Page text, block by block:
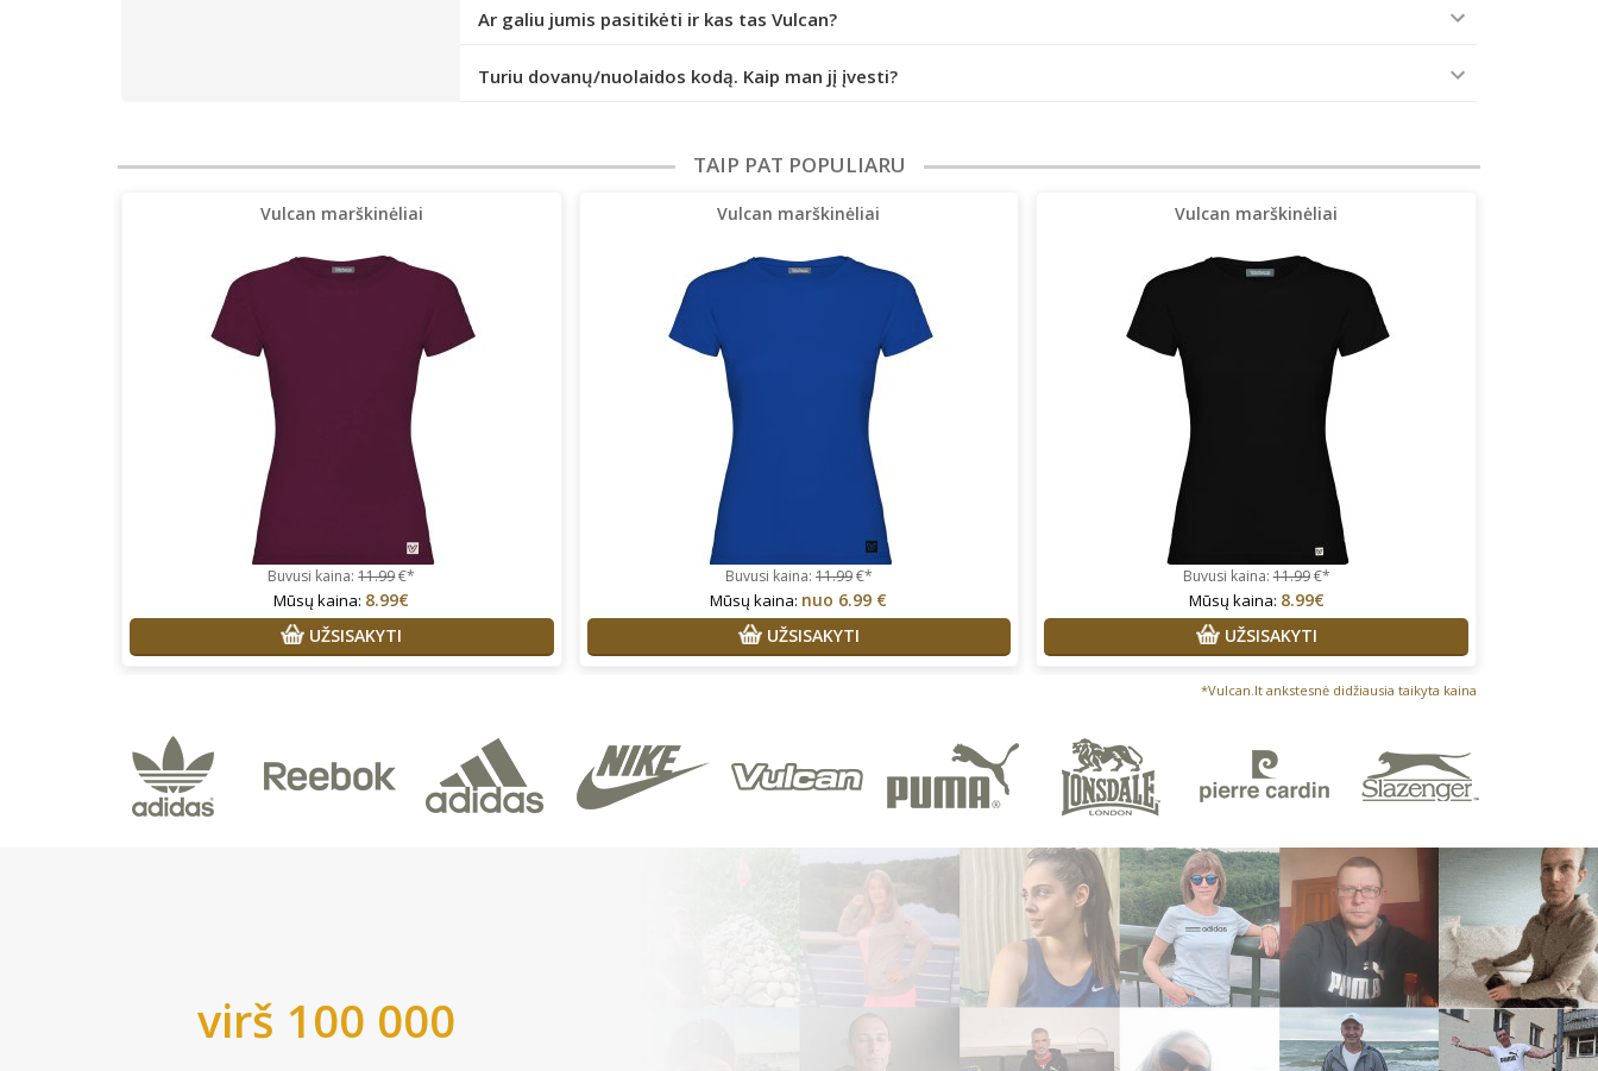
Ar galiu jumis pasitikėti ir kas tas Vulcan?
Turiu dovanų/nuolaidos kodą. Kaip man jį įvesti?
TAIP PAT POPULIARU
Vulcan marškinėliai
Buvusi kaina:11.99€*
Mūsų kaina: 8.99€
UŽSISAKYTI
Vulcan marškinėliai
Buvusi kaina: 11.99€*
Mūsų kaina: nuo 6.99 €
UŽSISAKYTI
Vulcan marškinėliai
Buvusi kaina:11.99€*
Mūsų kaina: 8.99€
UŽSISAKYTI
*Vulcan.lt ankstesnė didžiausia taikyta kaina
virš 100 000